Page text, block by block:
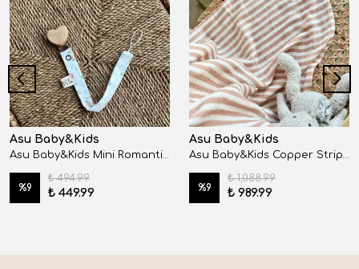
Asu Baby&Kids
Asu Baby&Kids Mini Romantic Organik Pamuk Emzik Askısı
%9
₺ 494.99
₺ 449.99
Asu Baby&Kids
Asu Baby&Kids Copper Stripe Organik Pamuk Müslin
%9
₺ 1,088.99
₺ 989.99